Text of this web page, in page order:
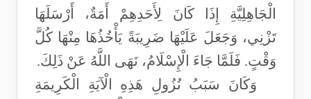
الْجَاهِلِيَّةِ إِذَا كَانَ لِأَحَدِهِمْ أَمَةٌ، أَرْسَلَهَا
تَزْنِي، وَجَعَلَ عَلَيْهَا ضَرِيبَةً يَأْخُذُهَا مِنْهَا كُلَّ
وَقْتٍ. فَلَمَّا جَاءَ الْإِسْلَامُ، نَهَى اللَّهُ عَنْ ذَلِكَ.
وَكَانَ سَبَبُ نُزُولِ هَذِهِ الْآيَةِ الْكَرِيمَةِ